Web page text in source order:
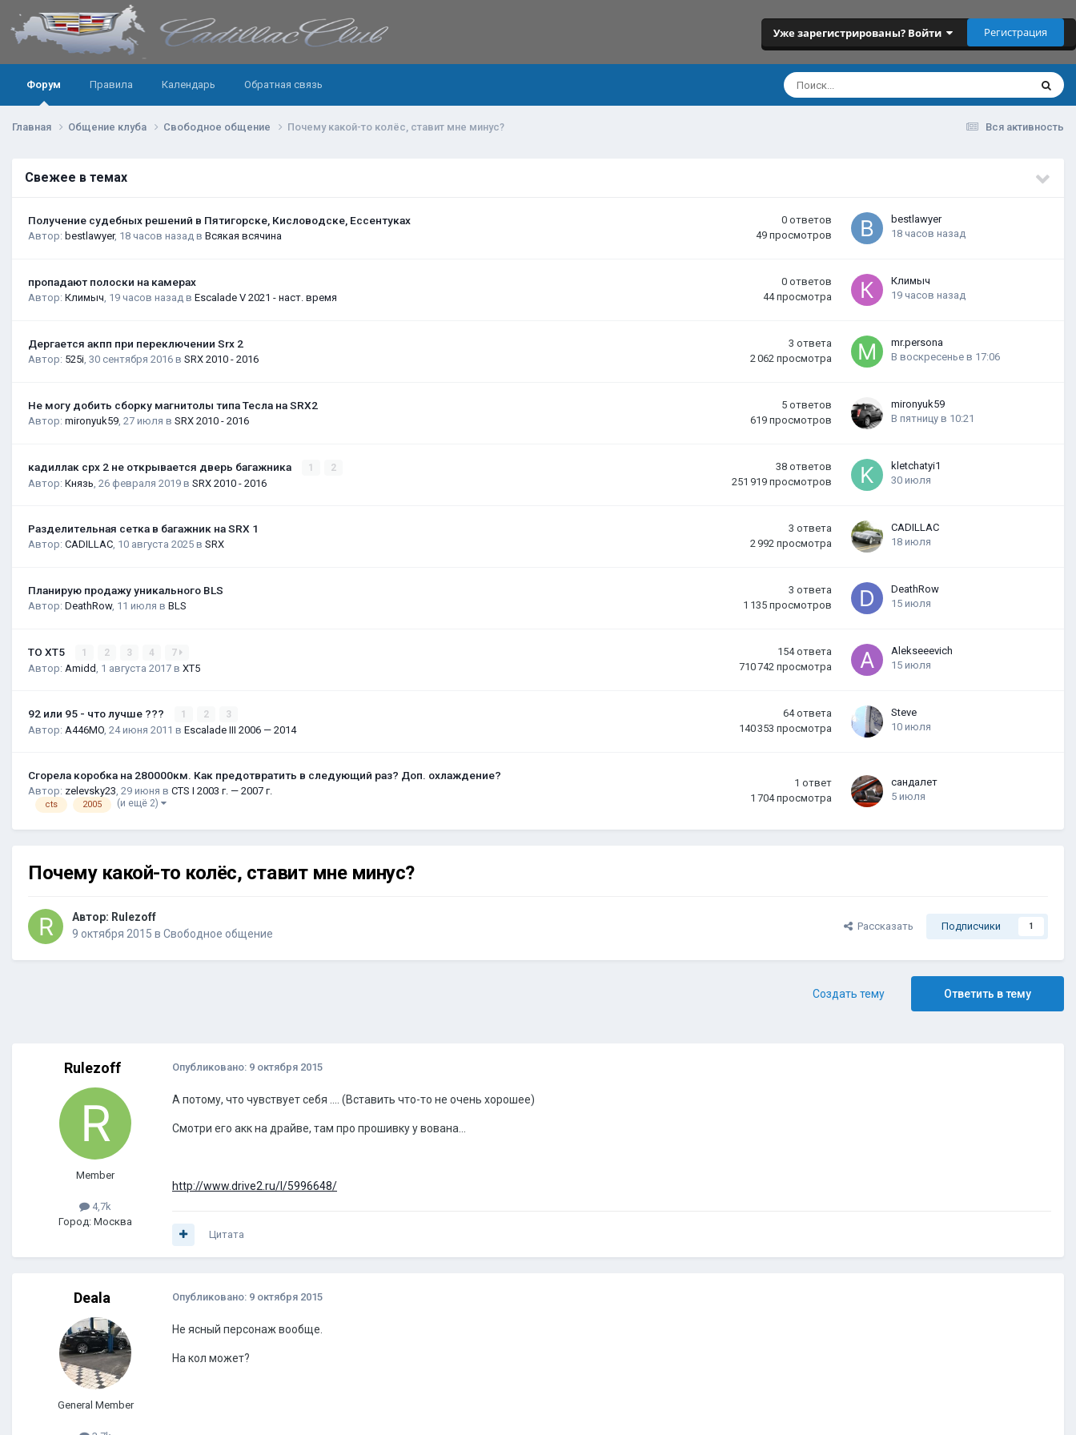
Уже зарегистрированы? Войти Регистрация
Форум Правила Календарь Обратная связь
Вся активность
Главная Общение клуба Свободное общение Почему какой-то колёс, ставит мне минус?
Свежее в темах
Получение судебных решений в Пятигорске, Кисловодске, Ессентуках
Автор: bestlawyer, 18 часов назад в Всякая всячина
0 ответов
49 просмотров
bestlawyer
18 часов назад
пропадают полоски на камерах
Автор: Климыч 19 часов назад в Escalade V 2021 - наст. время
0 ответов
44 просмотра
Климыч
19 часов назад
Дергается акпп при переключении Srx 2
Автор: 525i 30 сентября 2016 в SRX 2010 - 2016
3 ответа
2 062 просмотра
mr.persona
В воскресенье в 17:06
Не могу добить сборку магнитолы типа Тесла на SRX2
Автор: mironyuk59 27 июля в SRX 2010 - 2016
5 ответов
619 просмотров
mironyuk59
В пятницу в 10:21
кадиллак срх 2 не открывается дверь багажника 1 2
Автор: Князь 26 февраля 2019 в SRX 2010 - 2016
38 ответов
251 919 просмотров
kletchatyi1
30 июля
Разделительная сетка в багажник на SRX 1
Автор: CADILLAC 10 августа 2025 в SRX
3 ответа
2 992 просмотра
CADILLAC
18 июля
Планирую продажу уникального BLS
Автор: DeathRow, 11 июля в BLS
3 ответа
1 135 просмотров
DeathRow
15 июля
ТО XT5 1 2 3 4 7
Автор: Amidd 1 августа 2017 в XT5
154 ответа
710 742 просмотра
Alekseeevich
15 июля
92 или 95 - что лучше ??? 1 2 3
Автор: A446MO 24 июня 2011 в Escalade III 2006 — 2014
64 ответа
140 353 просмотра
Steve
10 июля
Сгорела коробка на 280000км. Как предотвратить в следующий раз? Доп. охлаждение?
Автор: zelevsky23 29 июня в CTS I 2003 г. — 2007 г.
cts 2005 (и ещё 2)
1 ответ
1 704 просмотра
сандалет
5 июля
Почему какой-то колёс, ставит мне минус?
Автор: Rulezoff
9 октября 2015 в Свободное общение
Рассказать Подписчики 1
Ответить в тему
Создать тему
Rulezoff
Member
4,7k
Город: Москва
Опубликовано: 9 октября 2015
А потому, что чувствует себя .... (Вставить что-то не очень хорошее)
Смотри его акк на драйве, там про прошивку у вована...
http://www.drive2.ru/l/5996648/
Цитата
Deala
General Member
Опубликовано: 9 октября 2015
Не ясный персонаж вообще.
На кол может?